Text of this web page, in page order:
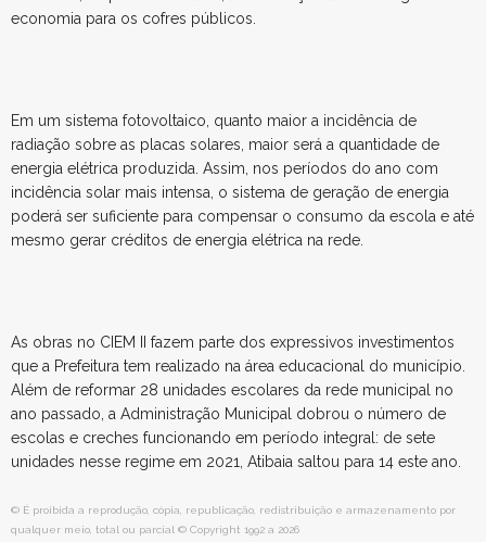
economia para os cofres públicos.
Em um sistema fotovoltaico, quanto maior a incidência de
radiação sobre as placas solares, maior será a quantidade de
energia elétrica produzida. Assim, nos períodos do ano com
incidência solar mais intensa, o sistema de geração de energia
poderá ser suficiente para compensar o consumo da escola e até
mesmo gerar créditos de energia elétrica na rede.
As obras no CIEM II fazem parte dos expressivos investimentos
que a Prefeitura tem realizado na área educacional do município.
Além de reformar 28 unidades escolares da rede municipal no
ano passado, a Administração Municipal dobrou o número de
escolas e creches funcionando em período integral: de sete
unidades nesse regime em 2021, Atibaia saltou para 14 este ano.
© É proibida a reprodução, cópia, republicação, redistribuição e armazenamento por
qualquer meio, total ou parcial © Copyright 1992 a 2026